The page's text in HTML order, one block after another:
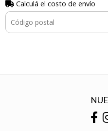
Calculá el costo de envío